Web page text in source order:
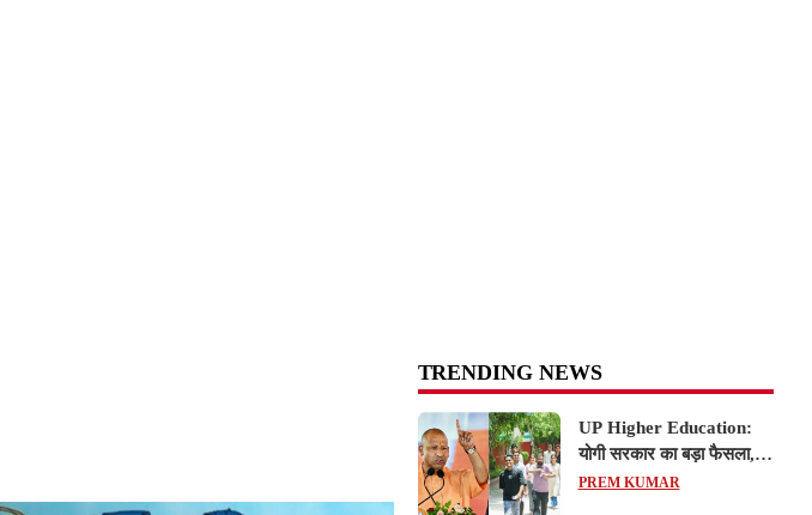
TRENDING NEWS
UP Higher Education:
योगी सरकार का बड़ा फैसला,
यूपी में 3 नए प्राइवेट
PREM KUMAR